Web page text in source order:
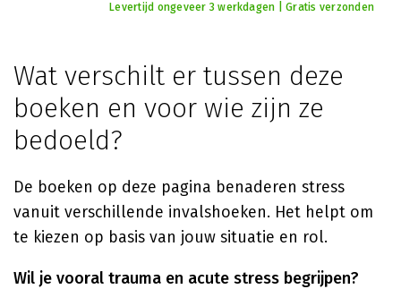
Levertijd ongeveer 3 werkdagen | Gratis verzonden
Wat verschilt er tussen deze
boeken en voor wie zijn ze
bedoeld?
De boeken op deze pagina benaderen stress
vanuit verschillende invalshoeken. Het helpt om
te kiezen op basis van jouw situatie en rol.
Wil je vooral trauma en acute stress begrijpen?